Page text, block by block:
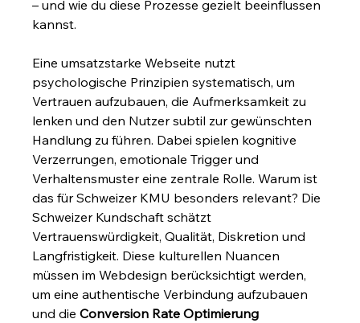
– und wie du diese Prozesse gezielt beeinflussen
kannst.
Eine umsatzstarke Webseite nutzt
psychologische Prinzipien systematisch, um
Vertrauen aufzubauen, die Aufmerksamkeit zu
lenken und den Nutzer subtil zur gewünschten
Handlung zu führen. Dabei spielen kognitive
Verzerrungen, emotionale Trigger und
Verhaltensmuster eine zentrale Rolle. Warum ist
das für Schweizer KMU besonders relevant? Die
Schweizer Kundschaft schätzt
Vertrauenswürdigkeit, Qualität, Diskretion und
Langfristigkeit. Diese kulturellen Nuancen
müssen im Webdesign berücksichtigt werden,
um eine authentische Verbindung aufzubauen
und die Conversion Rate Optimierung